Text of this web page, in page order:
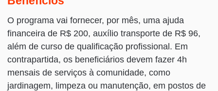
O programa vai fornecer, por mês, uma ajuda
financeira de R$ 200, auxílio transporte de R$ 96,
além de curso de qualificação profissional. Em
contrapartida, os beneficiários devem fazer 4h
mensais de serviços à comunidade, como
jardinagem, limpeza ou manutenção, em postos de